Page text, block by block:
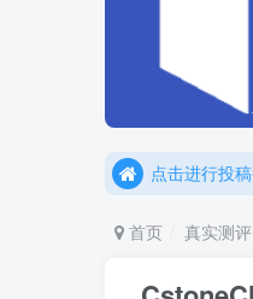
点击进行投
点击加入官
点击进行投
首页 真实测评